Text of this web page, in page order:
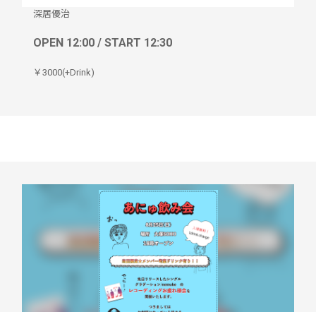
深居優治
OPEN 12:00 / START 12:30
￥3000(+Drink)